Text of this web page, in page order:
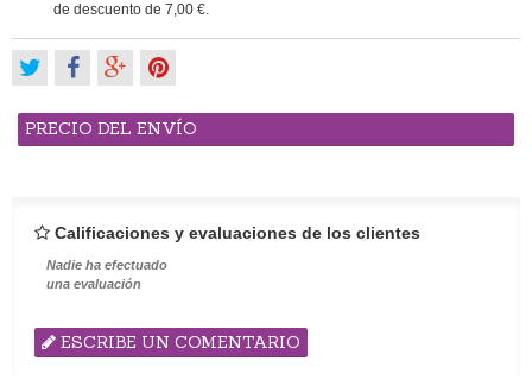
de descuento de 7,00 €.
PRECIO DEL ENVÍO
Calificaciones y evaluaciones de los clientes
Nadie ha efectuado
una evaluación
ESCRIBE UN COMENTARIO